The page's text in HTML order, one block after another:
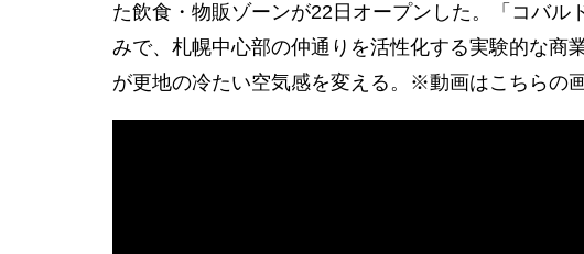
た飲食・物販ゾーンが22日オープンした。「コバ
みで、札幌中心部の仲通りを活性化する実験的な商
が更地の冷たい空気感を変える。※動画はこちらの